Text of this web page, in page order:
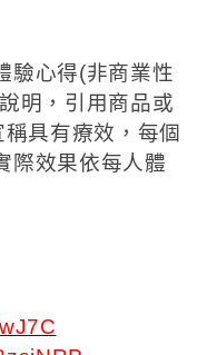
驗心得(非商業性
明，引用商品或
具有療效，每個
際效果依每人體